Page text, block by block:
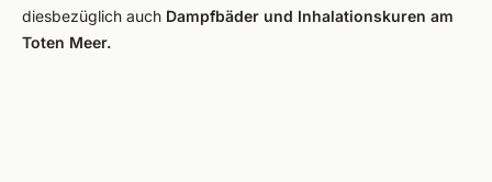
diesbezüglich auch Dampfbäder und Inhalationskuren am
Toten Meer.